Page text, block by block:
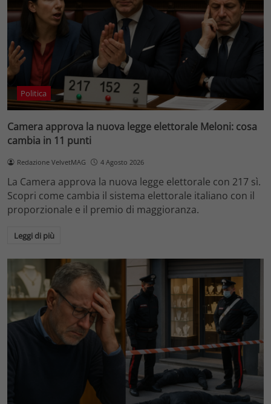
Politica
Camera approva la nuova legge elettorale Meloni: cosa
cambia in 11 punti
Redazione VelvetMAG 4 Agosto 2026
La Camera approva la nuova legge elettorale con 217 sì.
Scopri come cambia il sistema elettorale italiano con il
proporzionale e il premio di maggioranza.
Leggi di più